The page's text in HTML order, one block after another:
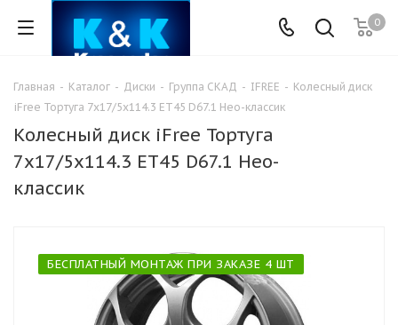
0
Главная - Каталог - Диски - Группа СКАД - IFREE - Колесный диск
iFree Тортуга 7x17/5x114.3 ET45 D67.1 Нео-классик
Колесный диск iFree Тортуга
7x17/5x114.3 ET45 D67.1 Нео-
классик
БЕСПЛАТНЫЙ МОНТАЖ ПРИ ЗАКАЗЕ 4 ШТ